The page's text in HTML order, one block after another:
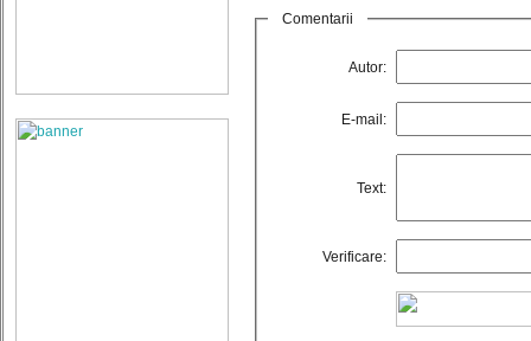
Comentarii
Autor:
E-mail:
Text:
Verificare: